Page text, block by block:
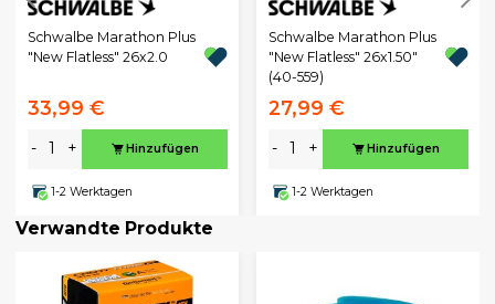
Schwalbe Marathon Plus
"New Flatless" 26x2.0
33,99 €
- + Hinzufügen
1-2 Werktagen
Schwalbe Marathon Plus
"New Flatless" 26x1.50"
(40-559)
27,99 €
- + Hinzufügen
1-2 Werktagen
Verwandte Produkte